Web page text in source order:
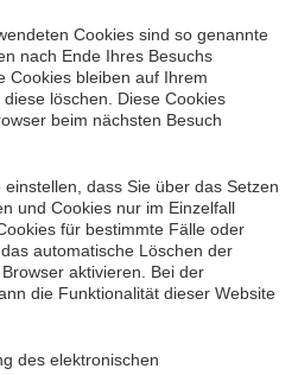
Cookies sind so genannte
nach Ende Ihres Besuchs
Cookies bleiben auf Ihrem
löschen. Diese Cookies
beim nächsten Besuch
dass Sie über das Setzen
und Cookies nur im Einzelfall
für bestimmte Fälle oder
automatische Löschen der
aktivieren. Bei der
die Funktionalität dieser Website
des elektronischen